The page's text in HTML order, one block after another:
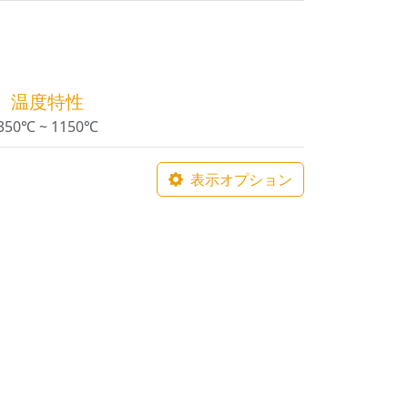
温度特性
~ 1150℃
表示オプション